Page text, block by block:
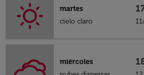
martes
cielo claro
miércoles